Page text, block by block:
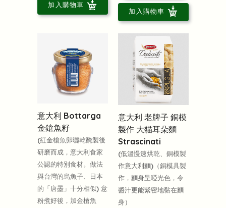
加入購物車
加入購物車
意大利 Bottarga
金鎗魚籽
(紅金槍魚卵曬乾醃製後
研磨而成，意大利食家
公認的特別食材。做法
與台灣的烏魚子、日本
的「唐墨」十分相似) 意
粉煮好後，加金槍魚
意大利 老牌子 銅模
製作 大貓耳朵麵
Strascinati
(低溫慢速烘乾、銅模製
作意大利麵)（銅模具製
作，麵身呈啞光色，令
醬汁更能緊密地黏在麵
身）